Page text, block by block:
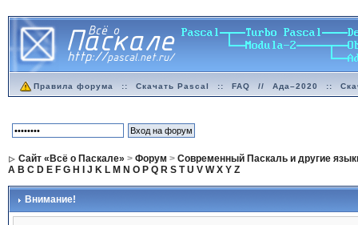
Правила форума :: Скачать Pascal :: FAQ // Ада–2020 ::
Сайт «Всё о Паскале» > Форум > Современный Паскаль и другие
A B C D E F G H J K L M N O P Q R S T U V W X Y Z
Внимание!